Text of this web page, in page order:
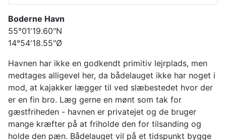
Boderne Havn
55°01'19.60"N
14°54'18.55"Ø
Havnen har ikke en godkendt primitiv lejrplads, men
medtages alligevel her, da bådelauget ikke har noget i
mod, at kajakker lægger til ved slæbestedet hvor der
er en fin bro. Læg gerne en mønt som tak for
gæstfriheden - havnen er privatejet og de bruger
mange kræfter på at friholde den for tilsanding og
holde den pæn. Bådelauget vil på et tidspunkt bygge